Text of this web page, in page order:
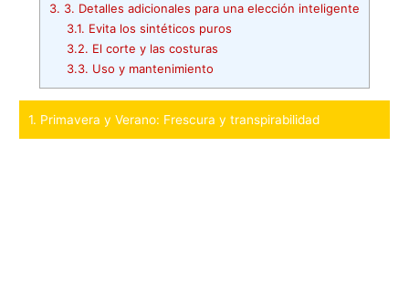
3. 3. Detalles adicionales para una elección inteligente
3.1. Evita los sintéticos puros
3.2. El corte y las costuras
3.3. Uso y mantenimiento
1. Primavera y Verano: Frescura y transpirabilidad